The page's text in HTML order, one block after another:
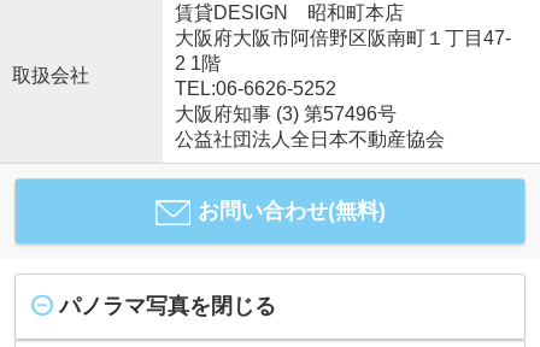
取扱会社
賃貸DESIGN 昭和町本店
大阪府大阪市阿倍野区阪南町１丁目47-
2 1階
TEL:06-6626-5252
大阪府知事 (3) 第57496号
公益社団法人全日本不動産協会
お問い合わせ(無料)
パノラマ写真を閉じる